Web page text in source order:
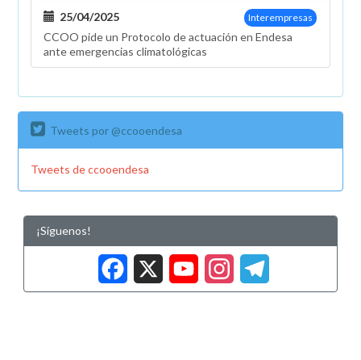
Interempresas
25/04/2025
CCOO pide un Protocolo de actuación en Endesa
ante emergencias climatológicas
Tweets por @ccooendesa
Tweets de ccooendesa
¡Síguenos!
Facebook
X